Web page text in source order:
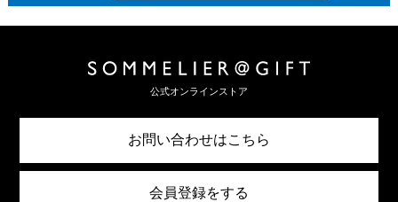
公式オンラインストア
お問い合わせはこちら
会員登録をする